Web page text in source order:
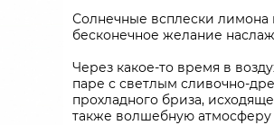
Солнечные всплески
бесконечное желание
Через какое-то время в
паре с светлым сливочно-
прохладного бриза,
также волшебную атмосферу